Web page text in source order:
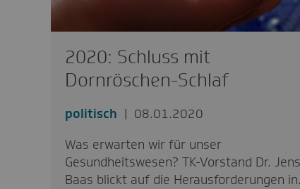
2020: Schluss mit
Dornröschen-Schlaf
politisch
08.01.2020
Was erwarten wir für unser
Gesundheitswesen? TK-Vorstand Dr. Jens
Baas blickt auf die Herausforderungen